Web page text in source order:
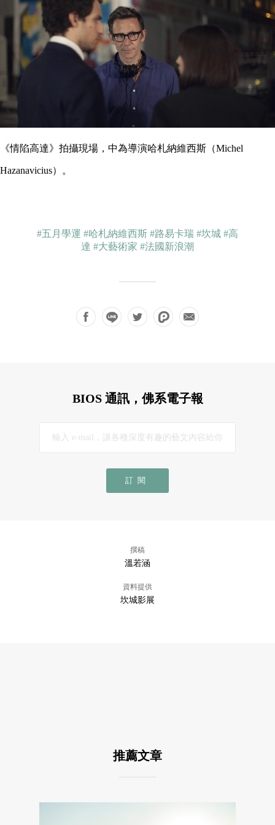
《情陷高達》拍攝現場，中為導演哈札納維西斯（Michel
Hazanavicius）。
#五月學運 #哈札納維西斯 #路易卡瑞 #坎城 #高
達 #大藝術家 #法國新浪潮
BIOS 通訊，佛系電子報
訂閱
撰稿
溫若涵
資料提供
坎城影展
推薦文章